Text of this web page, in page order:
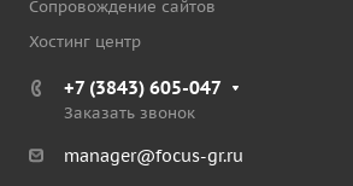
Сопровождение сайтов
Хостинг центр
+7 (3843) 605-047
Заказать звонок
manager@focus-gr.ru